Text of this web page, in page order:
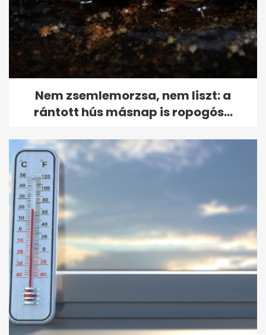
Nem zsemlemorzsa, nem liszt: a
rántott hús másnap is ropogós...